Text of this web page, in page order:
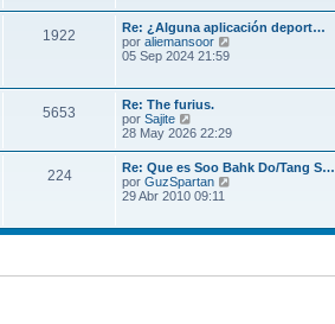
a
j
e
o
m
a
l
t
i
m
m
s
a
e
1922
Re: ¿Alguna aplicación deport…
por aliemansoor
m
o
m
a
j
05 Sep 2024 21:59
5653
Re: The furius.
por Sajite
e
ú
l
t
i
o
n
28 May 2026 22:29
224
Re: Que es Soo Bahk Do/Tang S…
por GuzSpartan
l
m
29 Abr 2010 09:11